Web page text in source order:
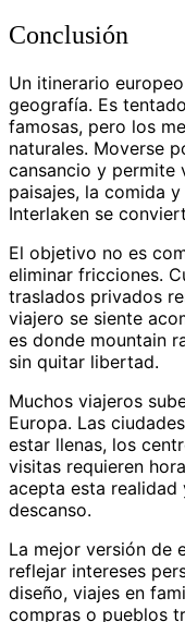
Conclusión
Un itinerario
geografía. Es
famosas, pero los
naturales. Moverse
cansancio y permite
paisajes, la comida
Interlaken se
El objetivo no es
eliminar fricciones.
traslados privados
viajero se siente
es donde mountain
sin quitar libertad.
Muchos viajeros
Europa. Las
estar llenas, los
visitas requieren
acepta esta
descanso.
La mejor versión de
reflejar intereses
diseño, viajes en
compras o pueblos